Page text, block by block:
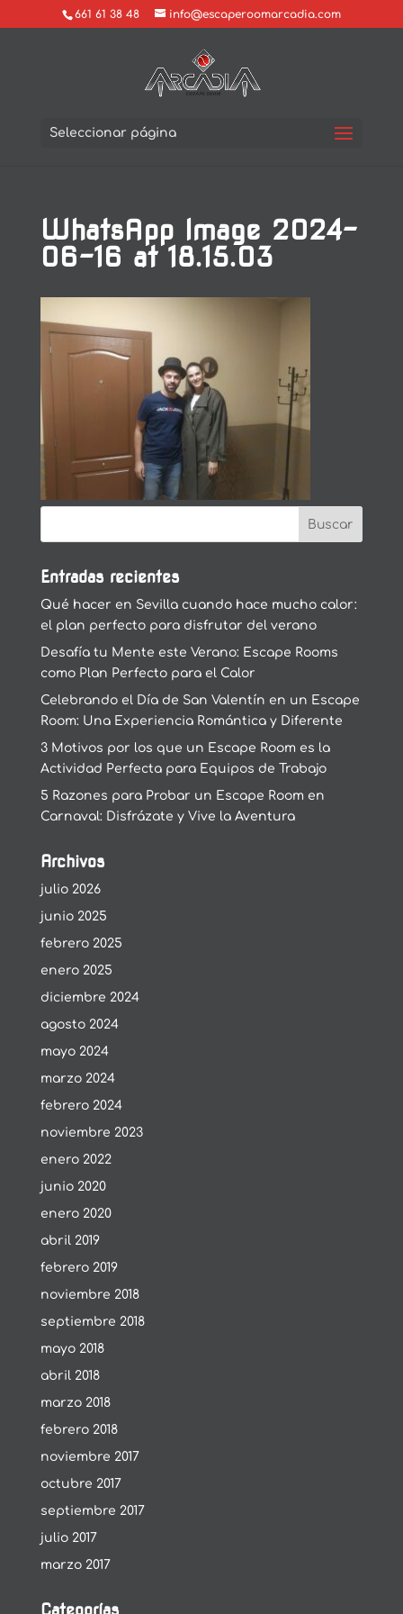
661 61 38 48 info@escaperoomarcadia.com
Seleccionar página
WhatsApp Image 2024-
06-16 at 18.15.03
Entradas recientes
Qué hacer en Sevilla cuando hace mucho calor:
el plan perfecto para disfrutar del verano
Desafía tu Mente este Verano: Escape Rooms
como Plan Perfecto para el Calor
Celebrando el Día de San Valentín en un Escape
Room: Una Experiencia Romántica y Diferente
3 Motivos por los que un Escape Room es la
Actividad Perfecta para Equipos de Trabajo
5 Razones para Probar un Escape Room en
Carnaval: Disfrázate y Vive la Aventura
Archivos
julio 2026
junio 2025
febrero 2025
enero 2025
diciembre 2024
agosto 2024
mayo 2024
marzo 2024
febrero 2024
noviembre 2023
enero 2022
junio 2020
enero 2020
abril 2019
febrero 2019
noviembre 2018
septiembre 2018
mayo 2018
abril 2018
marzo 2018
febrero 2018
noviembre 2017
octubre 2017
septiembre 2017
julio 2017
marzo 2017
Categorías